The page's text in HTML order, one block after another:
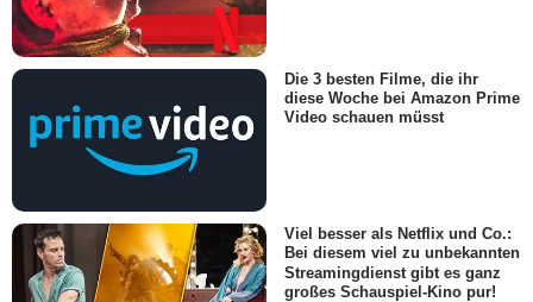
Die 3 besten Filme, die ihr
diese Woche bei Amazon Prime
Video schauen müsst
Viel besser als Netflix und Co.:
Bei diesem viel zu unbekannten
Streamingdienst gibt es ganz
großes Schauspiel-Kino pur!